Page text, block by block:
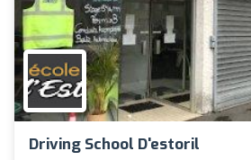
Driving School D'estoril